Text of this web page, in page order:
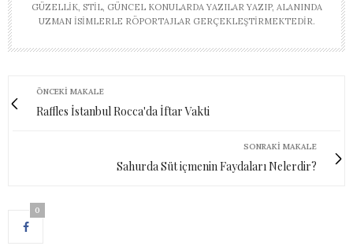
GÜZELLIK, STIL, GÜNCEL KONULARDA YAZILAR YAZIP, ALANINDA
UZMAN ISIMLERLE RÖPORTAJLAR GERÇEKLEŞTIRMEKTEDIR.
ÖNCEKI MAKALE
Raffles İstanbul Rocca'da İftar Vakti
SONRAKI MAKALE
Sahurda Süt içmenin Faydaları Nelerdir?
0